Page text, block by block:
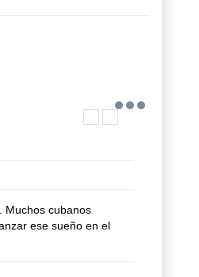
Muchos cubanos
ese sueño en el